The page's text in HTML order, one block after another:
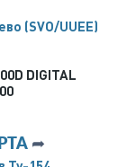
(SVO/UUEE)
DIGITAL
➦